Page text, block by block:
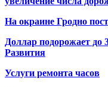
На окраине Гродно
Доллар подорожает
Развития
Услуги ремонта часов